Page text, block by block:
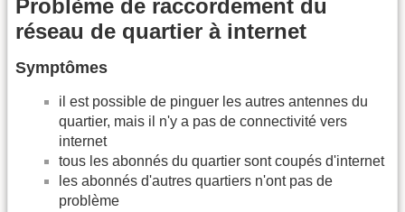
Problème de raccordement du
réseau de quartier à internet
Symptômes
il est possible de pinguer les autres antennes du
quartier, mais il n'y a pas de connectivité vers
internet
tous les abonnés du quartier sont coupés d'internet
les abonnés d'autres quartiers n'ont pas de
problème